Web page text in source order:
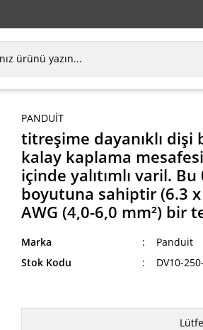
PANDUIT
titreşime dayanıklı dişi
kalay kaplama
içinde yalıtımlı varil.
boyutuna sahiptir (6.3
AWG (4,0-6,0 mm²) bir
Marka
Panduit
Stok Kodu
DV10-